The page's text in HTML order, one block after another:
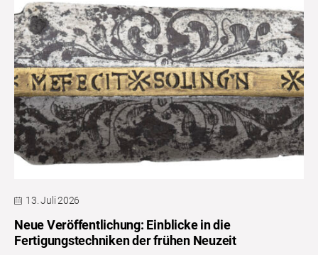
13. Juli 2026
Neue Veröffentlichung: Einblicke in die
Fertigungstechniken der frühen Neuzeit